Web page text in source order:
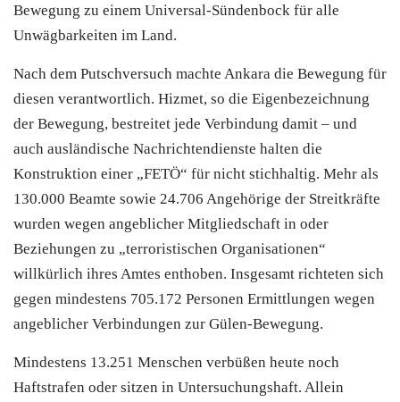
Bewegung zu einem Universal-Sündenbock für alle
Unwägbarkeiten im Land.
Nach dem Putschversuch machte Ankara die Bewegung für
diesen verantwortlich. Hizmet, so die Eigenbezeichnung
der Bewegung, bestreitet jede Verbindung damit – und
auch ausländische Nachrichtendienste halten die
Konstruktion einer „FETÖ“ für nicht stichhaltig. Mehr als
130.000 Beamte sowie 24.706 Angehörige der Streitkräfte
wurden wegen angeblicher Mitgliedschaft in oder
Beziehungen zu „terroristischen Organisationen“
willkürlich ihres Amtes enthoben. Insgesamt richteten sich
gegen mindestens 705.172 Personen Ermittlungen wegen
angeblicher Verbindungen zur Gülen-Bewegung.
Mindestens 13.251 Menschen verbüßen heute noch
Haftstrafen oder sitzen in Untersuchungshaft. Allein